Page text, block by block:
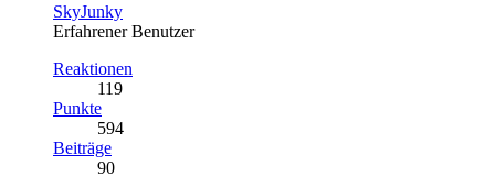
SkyJunky
Erfahrener Benutzer
Reaktionen
119
Punkte
594
Beiträge
90